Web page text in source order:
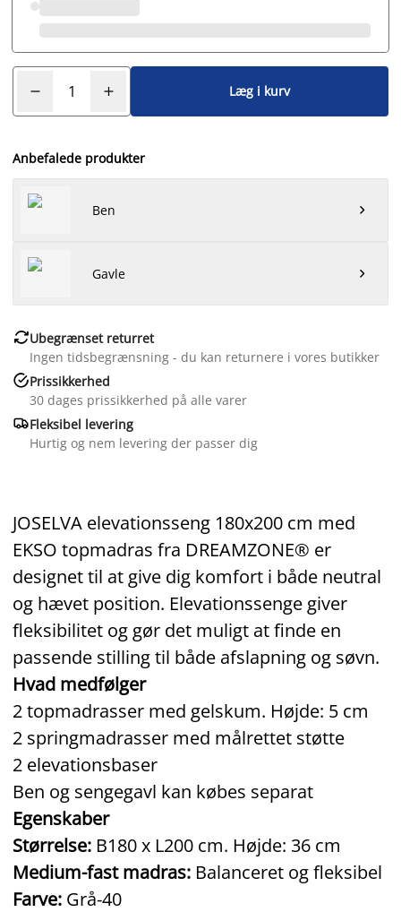
Læg i kurv
Anbefalede produkter
Ben 
Gavle 
Ubegrænset returret
Ingen tidsbegrænsning - du kan returnere i vores butikker
Prissikkerhed
30 dages prissikkerhed på alle varer
Fleksibel levering
Hurtig og nem levering der passer dig
JOSELVA elevationsseng 180x200 cm med
EKSO topmadras fra DREAMZONE® er
designet til at give dig komfort i både neutral
og hævet position. Elevationssenge giver
fleksibilitet og gør det muligt at finde en
passende stilling til både afslapning og søvn.
Hvad medfølger
2 topmadrasser med gelskum. Højde: 5 cm
2 springmadrasser med målrettet støtte
2 elevationsbaser
Ben og sengegavl kan købes separat
Egenskaber
Størrelse: B180 x L200 cm. Højde: 36 cm
Medium-fast madras: Balanceret og fleksibel
Farve: Grå‑40